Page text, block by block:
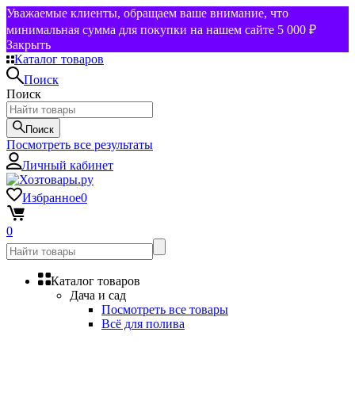
Уважаемые клиенты, обращаем ваше внимание, что
минимальная сумма для покупки на нашем сайте 5 000 ₽
Закрыть
Каталог товаров
Поиск
Поиск
Поиск
Посмотреть все результаты
Личный кабинет
Избранное0
0
Каталог товаров
Дача и сад
Посмотреть все товары
Всё для полива